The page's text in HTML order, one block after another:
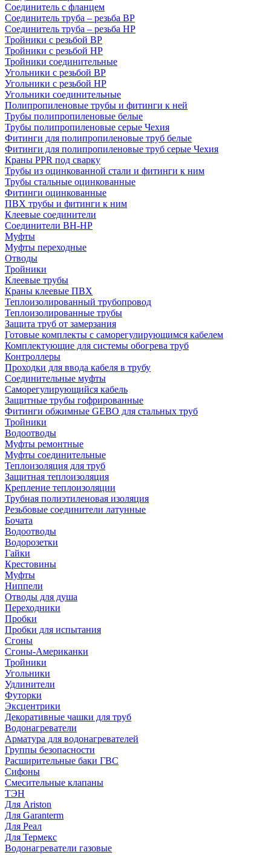
Соединитель с фланцем
Соединитель труба – резьба ВР
Соединитель труба – резьба НР
Тройники с резьбой ВР
Тройники с резьбой НР
Тройники соединительные
Угольники с резьбой ВР
Угольники с резьбой НР
Угольники соединительные
Полипропиленовые трубы и фитинги к ней
Трубы полипропиленовые белые
Трубы полипропиленовые серые Чехия
Фитинги для полипропиленовые труб белые
Фитинги для полипропиленовые труб серые Чехия
Краны PPR под сварку
Трубы из оцинкованной стали и фитинги к ним
Трубы стальные оцинкованные
Фитинги оцинкованные
ПВХ трубы и фитинги к ним
Клеевые соединители
Соединители ВН-НР
Муфты
Муфты переходные
Отводы
Тройники
Клеевые трубы
Краны клеевые ПВХ
Теплоизолированный трубопровод
Теплоизолированные трубы
Защита труб от замерзания
Готовые комплекты с саморегулирующимся кабелем
Комплектующие для системы обогрева труб
Контроллеры
Проходки для ввода кабеля в трубу
Соединительные муфты
Саморегулирующийся кабель
Защитные трубы гофрированные
Фитинги обжимные GEBO для стальных труб
Тройники
Водоотводы
Муфты ремонтные
Муфты соединительные
Теплоизоляция для труб
Защитная теплоизоляция
Крепление теплоизоляции
Трубная полиэтиленовая изоляция
Резьбовые соединители латунные
Бочата
Водоотводы
Водорозетки
Гайки
Крестовины
Муфты
Ниппели
Отводы для душа
Переходники
Пробки
Пробки для испытания
Сгоны
Сгоны-Американки
Тройники
Угольники
Удлинители
Футорки
Эксцентрики
Декоративные чашки для труб
Водонагреватели
Арматура для водонагревателей
Группы безопасности
Расширительные баки ГВС
Сифоны
Смесительные клапаны
ТЭН
Для Ariston
Для Garanterm
Для Реал
Для Термекс
Водонагреватели газовые